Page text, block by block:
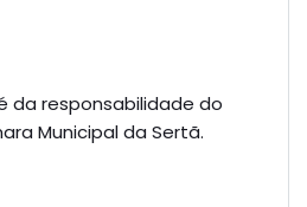
da responsabilidade do
Municipal da Sertã.